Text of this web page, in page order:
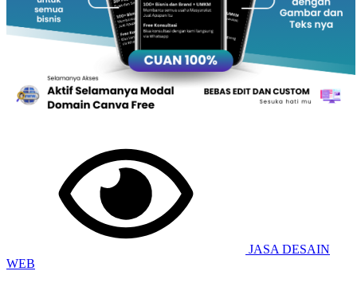
JASA DESAIN
WEB